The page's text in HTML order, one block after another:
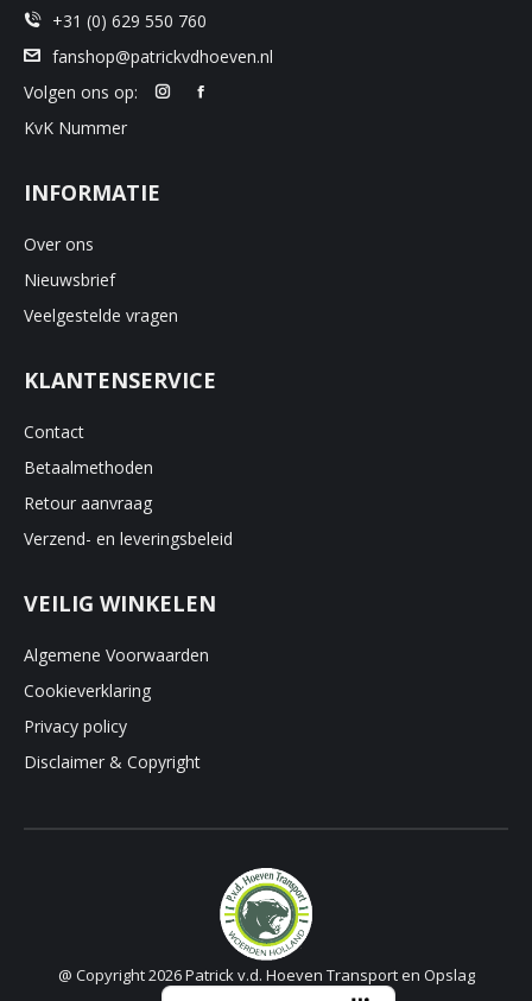
+31 (0) 629 550 760
fanshop@patrickvdhoeven.nl
Volgen ons op:
KvK Nummer
INFORMATIE
Over ons
Nieuwsbrief
Veelgestelde vragen
KLANTENSERVICE
Contact
Betaalmethoden
Retour aanvraag
Verzend- en leveringsbeleid
VEILIG WINKELEN
Algemene Voorwaarden
Cookieverklaring
Privacy policy
Disclaimer & Copyright
@ Copyright 2026 Patrick v.d. Hoeven Transport en Opslag